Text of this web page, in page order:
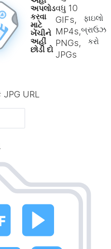
અપલોડ
કરવા
માટે
ખેંચીને
અહીં
છોડી દો
વધુ 10
GIFs,
MP4s,
PNGs,
JPGs
ફાઇલો
બ્રાઉઝ
કરો
URL